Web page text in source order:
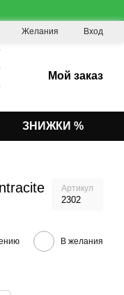
Желания Вход
Мой заказ
ЗНИЖКИ %
Артикул
2302
В желания